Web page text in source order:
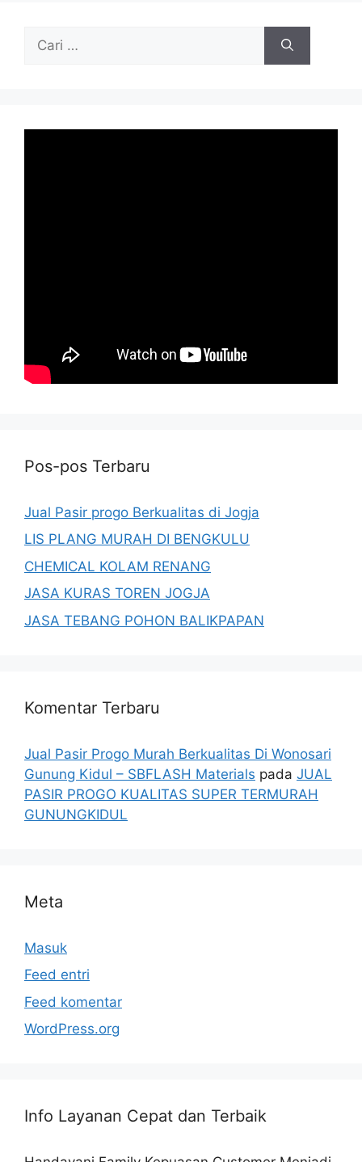
untuk:
Pos-pos Terbaru
Jual Pasir progo Berkualitas di Jogja
LIS PLANG MURAH DI BENGKULU
CHEMICAL KOLAM RENANG
JASA KURAS TOREN JOGJA
JASA TEBANG POHON BALIKPAPAN
Komentar Terbaru
Jual Pasir Progo Murah Berkualitas Di Wonosari
Gunung Kidul – SBFLASH Materials pada JUAL
PASIR PROGO KUALITAS SUPER TERMURAH
GUNUNGKIDUL
Meta
Masuk
Feed entri
Feed komentar
WordPress.org
Info Layanan Cepat dan Terbaik